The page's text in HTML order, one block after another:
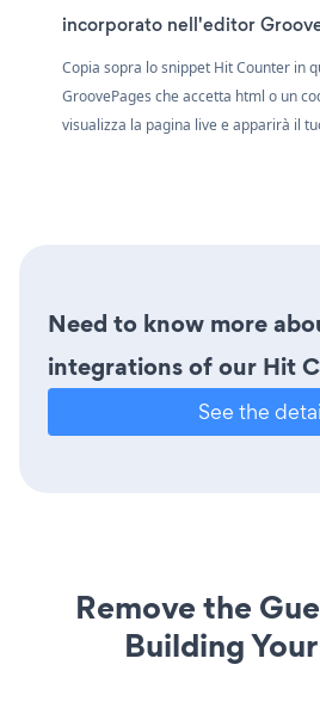
incorporato nell'editor
Copia sopra lo snippet Hit Counter in
GroovePages che accetta html o un
visualizza la pagina live e apparirà il
Need to know more
integrations of our Hit
See the
Remove the
Building